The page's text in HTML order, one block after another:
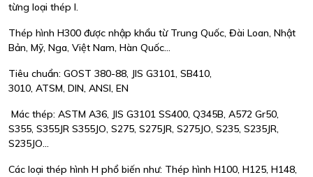
từng loại thép I.
Thép hình H300 được nhập khẩu từ Trung Quốc, Đài Loan, Nhật
Bản, Mỹ, Nga, Việt Nam, Hàn Quốc...
Tiêu chuẩn: GOST 380-88, JIS G3101, SB410,
3010, ATSM, DIN, ANSI, EN
Mác thép: ASTM A36, JIS G3101 SS400, Q345B, A572 Gr50,
S355, S355JR S355JO, S275, S275JR, S275JO, S235, S235JR,
S235JO...
Các loại thép hình H phổ biến như: Thép hình H100, H125, H148,